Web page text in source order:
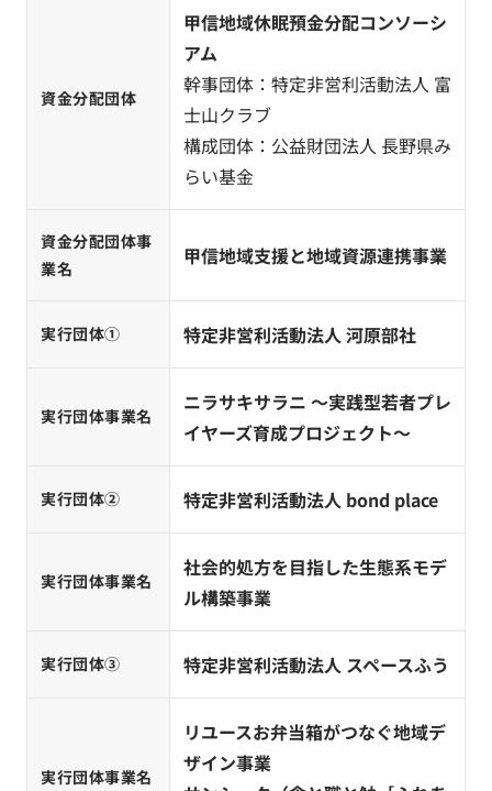
資金分配団体
甲信地域休眠預金分配コンソーシ
アム
幹事団体：特定非営利活動法人 富
士山クラブ
構成団体：公益財団法人 長野県み
らい基金
資金分配団体事
業名
甲信地域支援と地域資源連携事業
実行団体① 特定非営利活動法人 河原部社
実行団体事業名
ニラサキサラニ 〜実践型若者プレ
イヤーズ育成プロジェクト〜
実行団体② 特定非営利活動法人 bond place
実行団体事業名
社会的処方を目指した生態系モデ
ル構築事業
実行団体③ 特定非営利活動法人 スペースふう
実行団体事業名
リユースお弁当箱がつなぐ地域デ
ザイン事業